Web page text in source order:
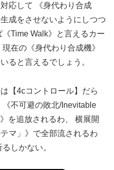
応して 《身代わり合成
成をさせないようにしつつ
Time Walk》と言えるカー
在の《身代わり合成機》
ると言えるでしょう。
【4cコントロール】だら
不可避の敗北/Inevitable
を追放されるわ、 横展開
マ」》で全部流されるわ
しかない。